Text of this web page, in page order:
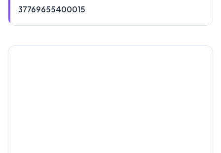
37769655400015